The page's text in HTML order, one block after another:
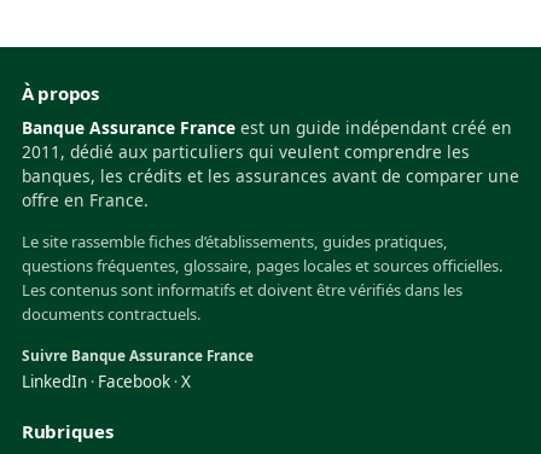
À propos
Banque Assurance France est un guide indépendant créé en
2011, dédié aux particuliers qui veulent comprendre les
banques, les crédits et les assurances avant de comparer une
offre en France.
Le site rassemble fiches d’établissements, guides pratiques,
questions fréquentes, glossaire, pages locales et sources officielles.
Les contenus sont informatifs et doivent être vérifiés dans les
documents contractuels.
Suivre Banque Assurance France
LinkedIn · Facebook ·X
Rubriques